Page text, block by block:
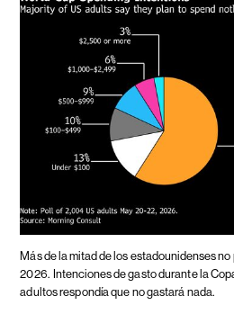
Más de la mitad de los estadounidenses no
2026. Intenciones de gasto durante la
adultos respondía que no gastará nada.